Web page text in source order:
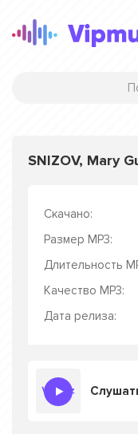
SNIZOV, Mary
Скачано:
Размер MP3:
Длительность
Качество MP3:
Дата релиза: